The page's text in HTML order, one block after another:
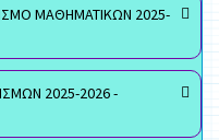
ΜΑΘΗΜΑΤΙΚΩΝ 2025-
2025-2026 -